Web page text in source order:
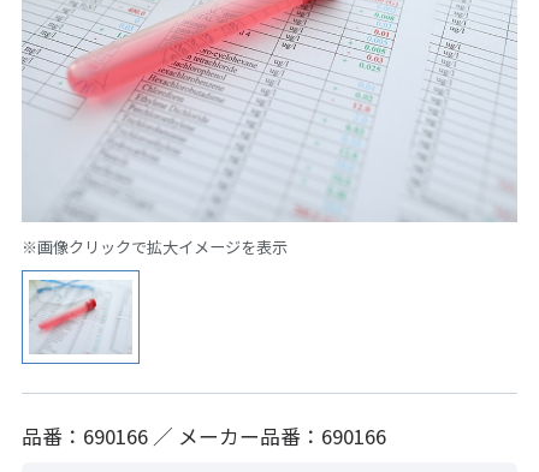
※画像クリックで拡大イメージを表示
品番：690166 ／ メーカー品番：690166